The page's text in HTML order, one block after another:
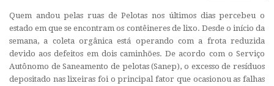
Quem andou pelas ruas de Pelotas nos últimos dias percebeu o
estado em que se encontram os contêineres de lixo. Desde o início da
semana, a coleta orgânica está operando com a frota reduzida
devido aos defeitos em dois caminhões. De acordo com o Serviço
Autônomo de Saneamento de pelotas (Sanep), o excesso de resíduos
depositado nas lixeiras foi o principal fator que ocasionou as falhas